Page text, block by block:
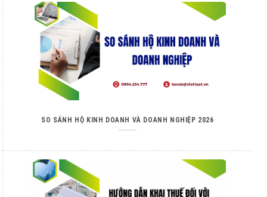
SO SÁNH HỘ KINH DOANH VÀ DOANH NGHIỆP 2026